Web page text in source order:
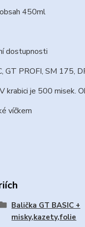
450ml
dostupnosti
GT PROFI, SM 175,
krabici je 500 misek.
víčkem
Balička GT BASIC +
misky,kazety,folie